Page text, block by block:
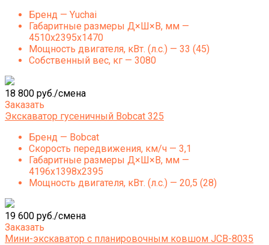
Бренд — Yuchai
Габаритные размеры Д×Ш×В, мм —
4510х2395х1470
Мощность двигателя, кВт. (л.с.) — 33 (45)
Собственный вес, кг — 3080
18 800 руб./смена
Заказать
Экскаватор гусеничный Bobcat 325
Бренд — Bobcat
Скорость передвижения, км/ч — 3,1
Габаритные размеры Д×Ш×В, мм —
4196x1398x2395
Мощность двигателя, кВт. (л.с.) — 20,5 (28)
19 600 руб./смена
Заказать
Мини-экскаватор с планировочным ковшом JCB-8035